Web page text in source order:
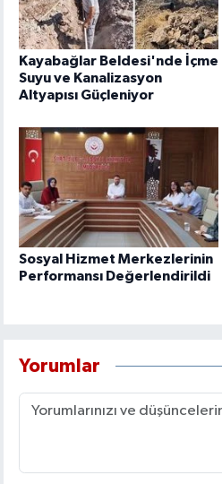
Kayabağlar Beldesi'nde İçme
Suyu ve Kanalizasyon
Altyapısı Güçleniyor
Sosyal Hizmet Merkezlerinin
Performansı Değerlendirildi
Yorumlar